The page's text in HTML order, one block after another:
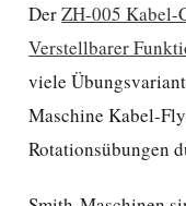
DerZH-005 Kabel-
Verstellbarer
viele
Maschine Kabel-
Rotationsübungen